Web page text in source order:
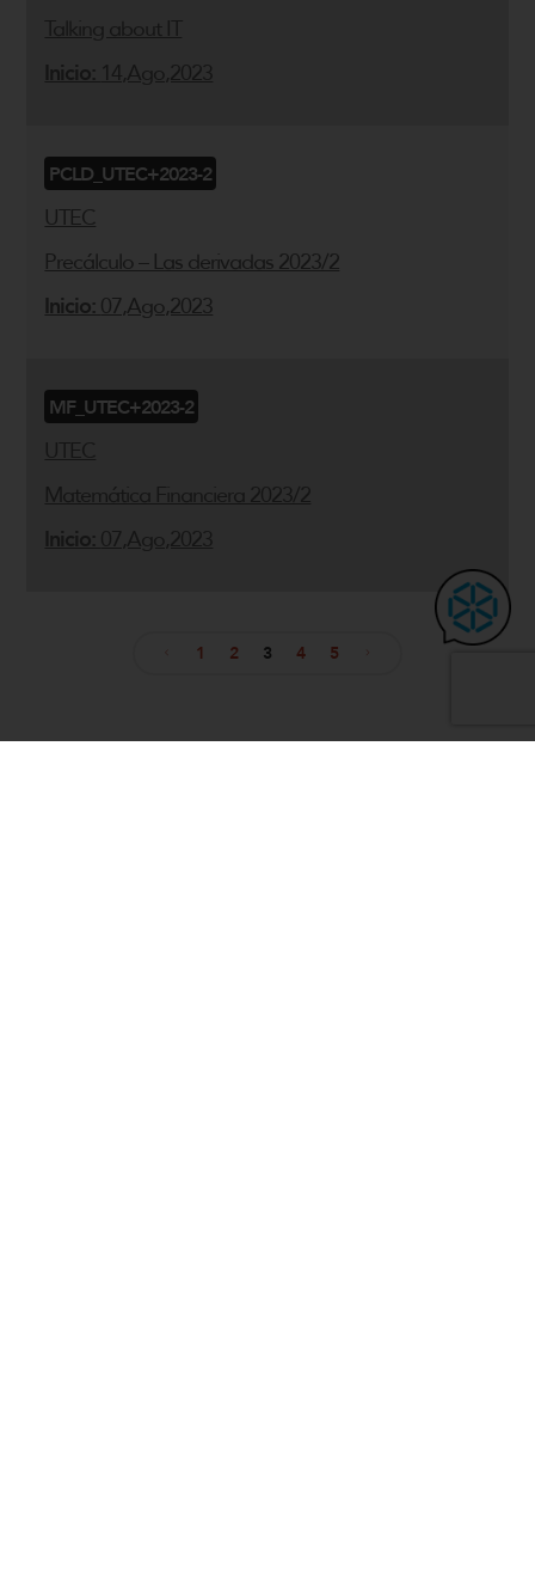
Talking about IT
Inicio: 14,Ago,2023
PCLD_UTEC+2023-2
UTEC
Precálculo – Las derivadas 2023/2
Inicio: 07,Ago,2023
MF_UTEC+2023-2
UTEC
Matemática Financiera 2023/2
Inicio: 07,Ago,2023
entradas
1 2 3 4 5